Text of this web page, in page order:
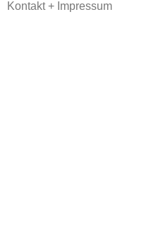
Kontakt + Impressum